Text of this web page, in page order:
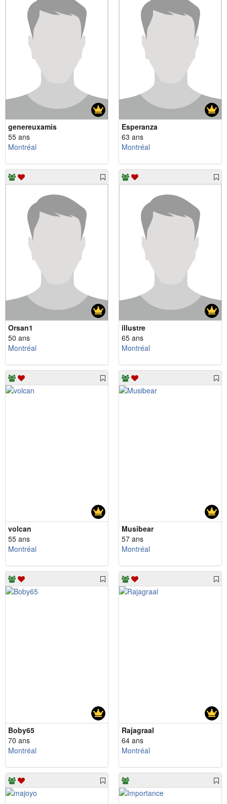
genereuxamis
55 ans
Montréal
Esperanza
63 ans
Montréal
Orsan1
50 ans
Montréal
illustre
65 ans
Montréal
volcan
55 ans
Montréal
Musibear
57 ans
Montréal
Boby65
70 ans
Montréal
Rajagraal
64 ans
Montréal